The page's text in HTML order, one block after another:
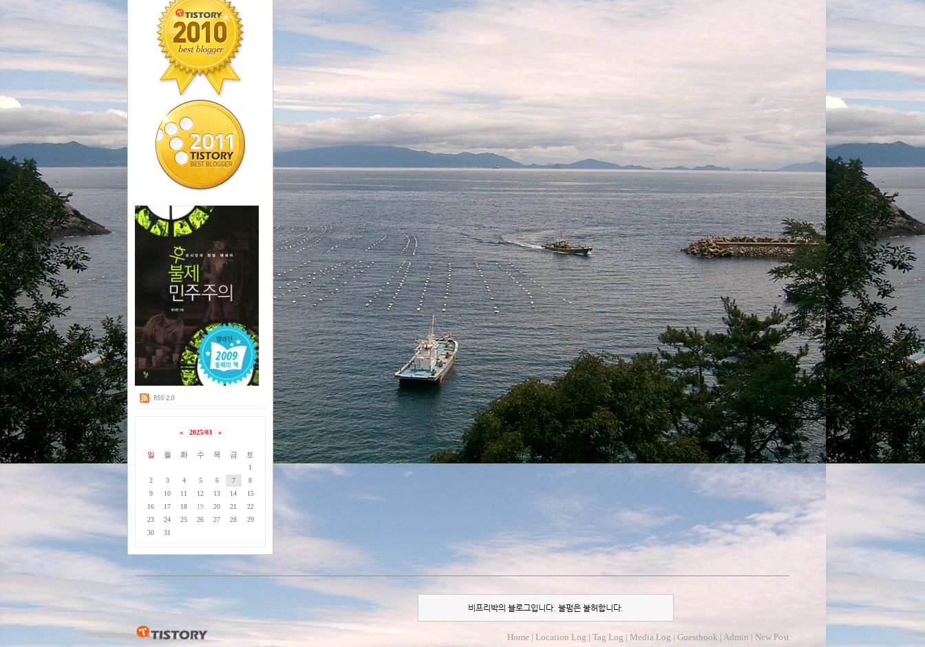
« 2025/03 »
일 월 화 수 목 금 토
1
2
3 4 5 6 7
8
9
10 11 12 13 14
15
16
17 18 19 20 21
22
23
24 25 26 27 28
29
30
31
비프리박의 블로그입니다. 불펌은 불허합니다.
Home | Location Log | Tag Log | Media Log | Guestbook | Admin | New Post